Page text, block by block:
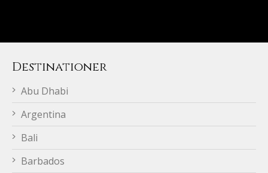
Destinationer
Abu Dhabi
Argentina
Bali
Barbados